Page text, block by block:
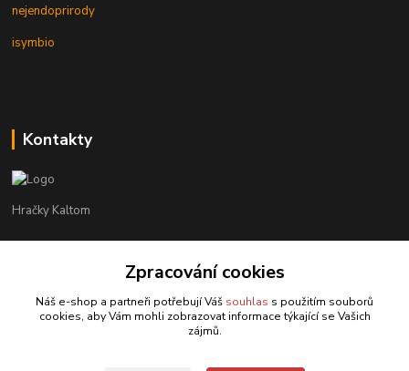
nejendoprirody
isymbio
Kontakty
Hračky Kaltom
+420 777 538 008
hrackykaltom@gmail.com
Zpracování cookies
Náš e-shop a partneři potřebují Váš souhlas s použitím souborů
cookies, aby Vám mohli zobrazovat informace týkající se Vašich
zájmů.